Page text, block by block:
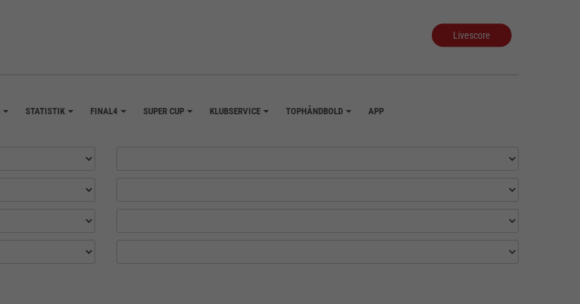
Livescore
STATISTIK FINAL4 SUPER CUP KLUBSERVICE TOPHÅNDBOLD APP